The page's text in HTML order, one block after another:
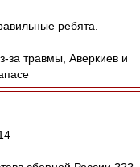
ребята.
за травмы, Аверкиев и